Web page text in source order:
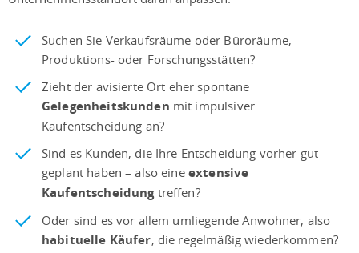
Suchen Sie Verkaufsräume oder Büroräume,
Produktions- oder Forschungsstätten?
Zieht der avisierte Ort eher spontane
Gelegenheitskunden mit impulsiver
Kaufentscheidung an?
Sind es Kunden, die Ihre Entscheidung vorher gut
geplant haben – also eine extensive
Kaufentscheidungtreffen?
Oder sind es vor allem umliegende Anwohner, also
habituelle Käufer, die regelmäßig wiederkommen?